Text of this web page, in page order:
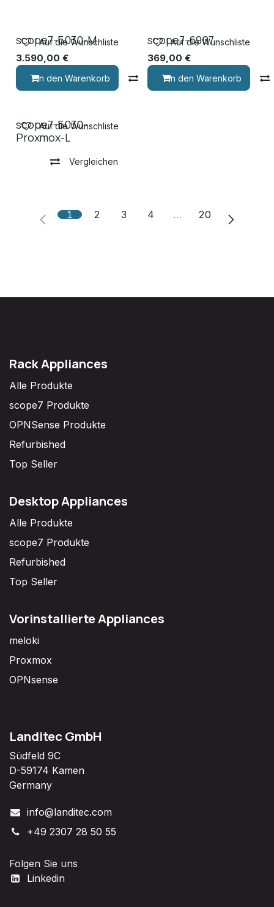
scope7-5030-M
3.590,00 €
In den Warenkorb Vergleichen
Auf die Wunschliste scope7-6907
369,00 €
In den Warenkorb
Auf die Wunschliste
scope7-5030-
Proxmox-L
Vergleichen
Auf die Wunschliste
1 2 3 4 … 20
Rack Appliances
Alle Produkte
scope7 Produkte
OPNSense Produkte
Refurbished
Top Seller
Desktop Appliances
Alle Produkte
scope7 Produkte
Refurbished
Top Seller
Vorinstallierte Appliances
meloki
Proxmox
OPNsense
Landitec GmbH
Südfeld 9C
D-59174 Kamen
Germany
info@landitec.com
+49 2307 28 50 55
Folgen Sie uns
Linkedin